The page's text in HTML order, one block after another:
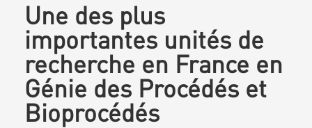
Une des plus
importantes unités de
recherche en France en
Génie des Procédés et
Bioprocédés